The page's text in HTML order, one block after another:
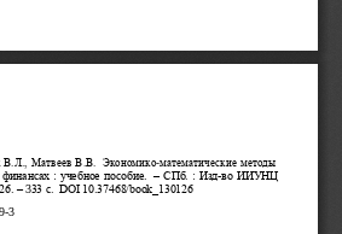
В.Л., Матвеев В.В. Экономико-математические методы
финансах : учебное пособие.
– СПб. : Изд-во ИИУНЦ
– 333 с. DOI 10.37468/book_130126
3